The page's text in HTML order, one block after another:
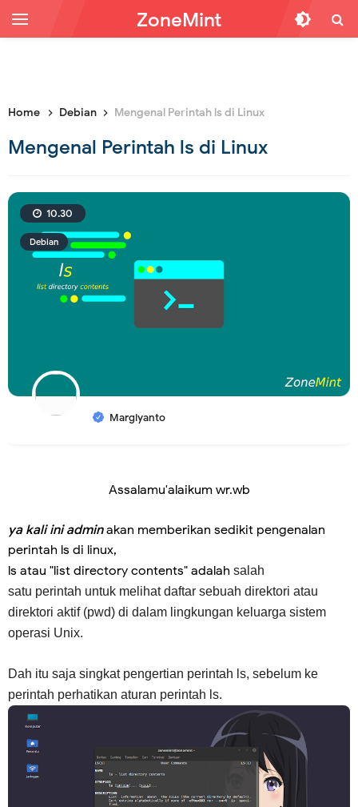
ZoneMint
Home Debian Mengenal Perintah ls di Linux
Mengenal Perintah ls di Linux
Debian
Margiyanto
10.30
Assalamu'alaikum wr.wb
ya kali ini adminakan memberikan sedikit pengenalan
perintah ls di linux,
ls atau "list directory contents" adalah salah
satu perintah untuk melihat daftar sebuah direktori atau
direktori aktif (pwd) di dalam lingkungan keluarga sistem
operasi Unix.
Dah itu saja singkat pengertian perintah ls, sebelum ke
perintah perhatikan aturan perintah ls.